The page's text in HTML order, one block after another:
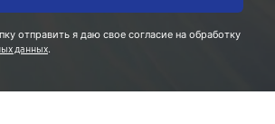
отправить я даю свое согласие на обработку
данных.